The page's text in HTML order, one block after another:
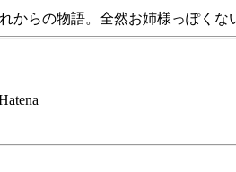
からの物語。全然お姉様っぽくな